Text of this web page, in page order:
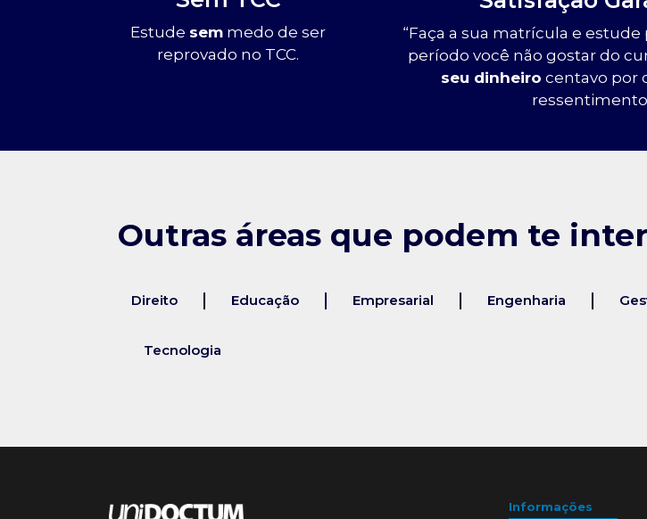
Estude sem medo de ser
reprovado no TCC.
“Faça a sua matrícula e estude
período você não gostar do
seu dinheiro centavo por
Outras áreas que podem te
Direito Educação Empresarial Engenharia
Tecnologia
Informações